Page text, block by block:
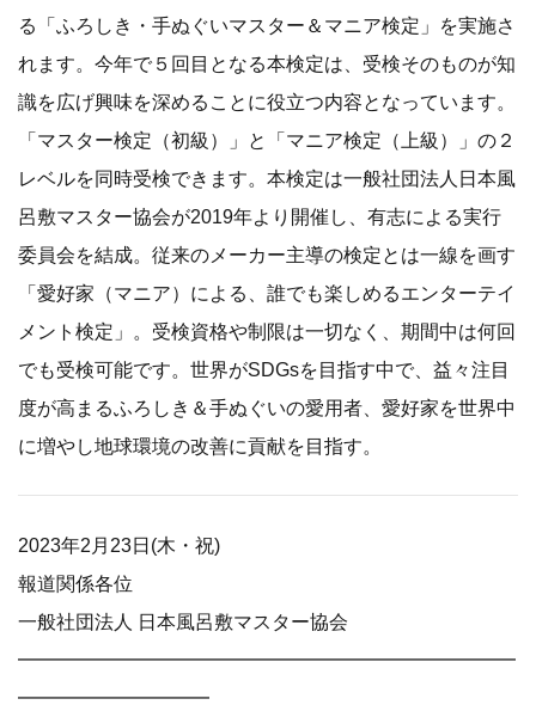
る「ふろしき・手ぬぐいマスター＆マニア検定」を実施さ
れます。今年で５回目となる本検定は、受検そのものが知
識を広げ興味を深めることに役立つ内容となっています。
「マスター検定（初級）」と「マニア検定（上級）」の２
レベルを同時受検できます。本検定は一般社団法人日本風
呂敷マスター協会が2019年より開催し、有志による実行
委員会を結成。従来のメーカー主導の検定とは一線を画す
「愛好家（マニア）による、誰でも楽しめるエンターテイ
メント検定」。受検資格や制限は一切なく、期間中は何回
でも受検可能です。世界がSDGsを目指す中で、益々注目
度が高まるふろしき＆手ぬぐいの愛用者、愛好家を世界中
に増やし地球環境の改善に貢献を目指す。
2023年2月23日(木・祝)
報道関係各位
一般社団法人 日本風呂敷マスター協会
━━━━━━━━━━━━━━━━━━━━━━━━━━
━━━━━━━━━━